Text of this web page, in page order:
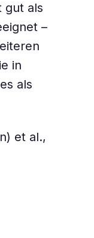
gut als
–
in
als
et al.,